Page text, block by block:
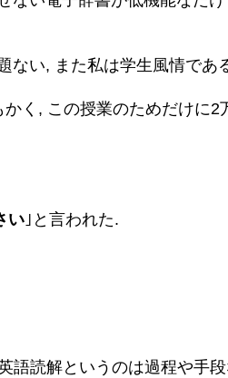
い, また私は学生風情で
く, この授業のためだけに
い ｣と言われた.
読解というのは過程や手